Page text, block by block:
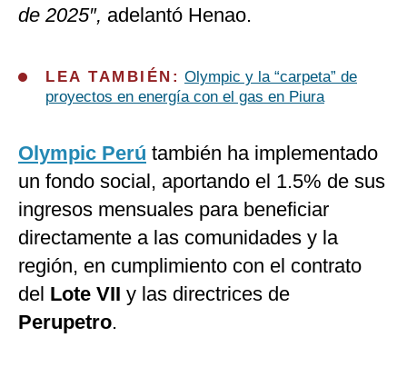
de 2025″, adelantó Henao.
LEA TAMBIÉN: Olympic y la “carpeta” de
proyectos en energía con el gas en Piura
Olympic Perú también ha implementado
un fondo social, aportando el 1.5% de sus
ingresos mensuales para beneficiar
directamente a las comunidades y la
región, en cumplimiento con el contrato
del Lote VII y las directrices de
Perupetro.